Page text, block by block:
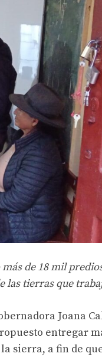
de 18 mil
las tierras que
Joana
entregar
sierra, a fin de